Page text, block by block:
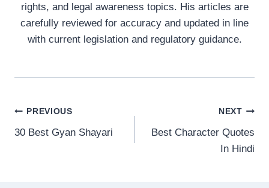
rights, and legal awareness topics. His articles are
carefully reviewed for accuracy and updated in line
with current legislation and regulatory guidance.
Post
navigation
PREVIOUS
30 Best Gyan Shayari
NEXT
Best Character Quotes
In Hindi